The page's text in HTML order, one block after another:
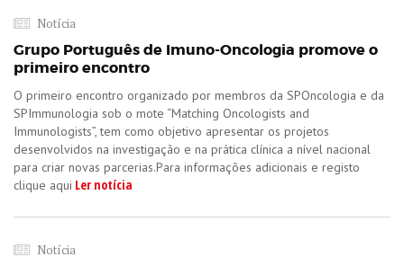
Notícia
Grupo Português de Imuno-Oncologia promove o
primeiro encontro
O primeiro encontro organizado por membros da SPOncologia e da
SPImmunologia sob o mote “Matching Oncologists and
Immunologists”, tem como objetivo apresentar os projetos
desenvolvidos na investigação e na prática clínica a nível nacional
para criar novas parcerias.Para informações adicionais e registo
clique aqui Ler notícia
Notícia